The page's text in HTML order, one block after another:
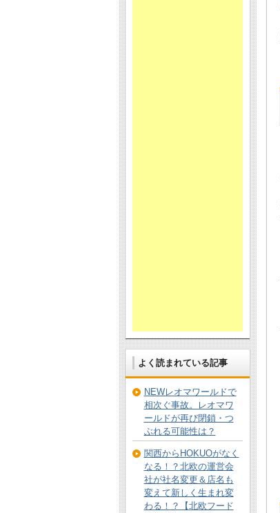
よく読まれている記事
NEWレオマワールドで
相次ぐ事故。レオマワ
ールドが再び閉鎖・つ
ぶれる可能性は？
関西からHOKUOがなく
なる！？北欧の運営会
社が社名変更＆店名も
変えて新しく生まれ変
わる！？【北欧フード